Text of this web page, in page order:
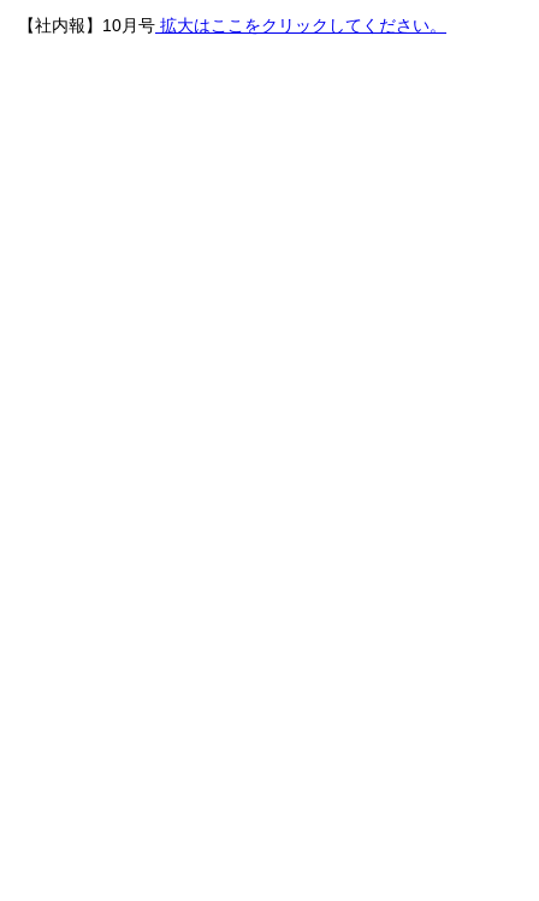
【社内報】10月号 拡大はここをクリックしてください。